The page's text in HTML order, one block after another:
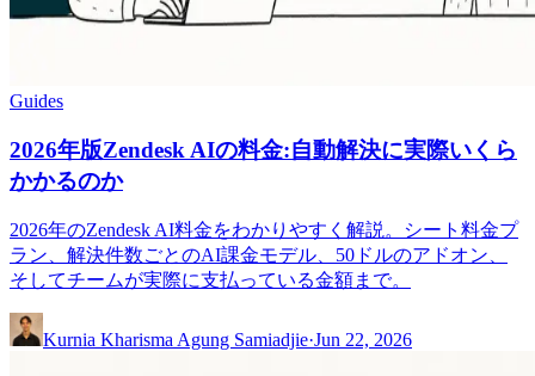
Guides
2026年版Zendesk AIの料金:自動解決に実際いくら
かかるのか
2026年のZendesk AI料金をわかりやすく解説。シート料金プ
ラン、解決件数ごとのAI課金モデル、50ドルのアドオン、
そしてチームが実際に支払っている金額まで。
Kurnia Kharisma Agung Samiadjie·Jun 22, 2026